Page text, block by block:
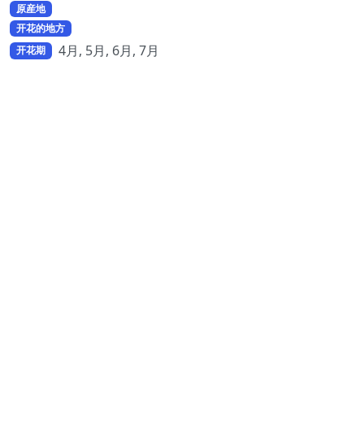
原産地
开花的地方
开花期
4月, 5月, 6月, 7月